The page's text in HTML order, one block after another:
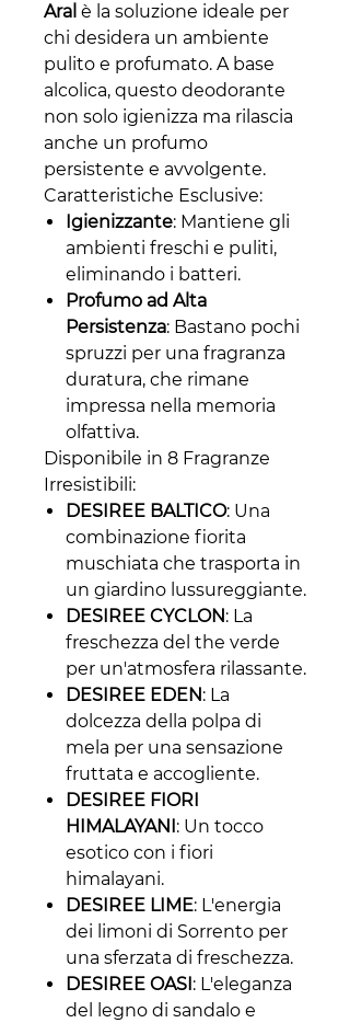
Aral è la soluzione ideale per
chi desidera un ambiente
pulito e profumato. A base
alcolica, questo deodorante
non solo igienizza ma rilascia
anche un profumo
persistente e avvolgente.
Caratteristiche Esclusive:
Igienizzante: Mantiene gli
ambienti freschi e puliti,
eliminando i batteri.
Profumo ad Alta
Persistenza: Bastano pochi
spruzzi per una fragranza
duratura, che rimane
impressa nella memoria
olfattiva.
Disponibile in 8 Fragranze
Irresistibili:
DESIREE BALTICO: Una
combinazione fiorita
muschiata che trasporta in
un giardino lussureggiante.
DESIREE CYCLON: La
freschezza del the verde
per un'atmosfera rilassante.
DESIREE EDEN: La
dolcezza della polpa di
mela per una sensazione
fruttata e accogliente.
DESIREE FIORI
HIMALAYANI: Un tocco
esotico con i fiori
himalayani.
DESIREE LIME: L'energia
dei limoni di Sorrento per
una sferzata di freschezza.
DESIREE OASI: L'eleganza
del legno di sandalo e